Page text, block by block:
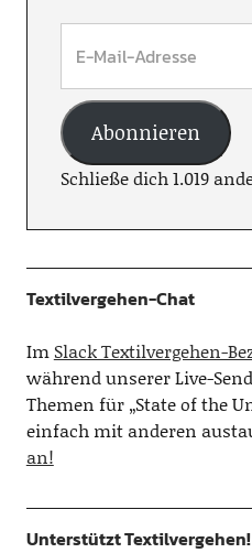
Abonnieren
Schließe dich 1.019
Textilvergehen-Chat
Im Slack Textilvergehen-
während unserer Live-
Themen für „State of the
einfach mit anderen
an!
Unterstützt Textilvergehen!